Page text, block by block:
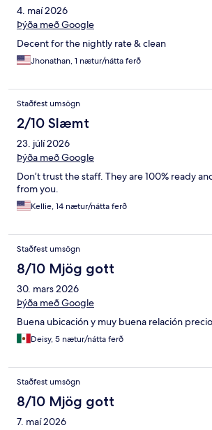
4. maí 2026
Þýða með Google
Decent for the nightly rate & clean
Jhonathan, 1 nætur/nátta ferð
Staðfest umsögn
2/10 Slæmt
23. júlí 2026
Þýða með Google
Don’t trust the staff. They are 100% ready
from you.
Kellie, 14 nætur/nátta ferð
Staðfest umsögn
8/10 Mjög gott
30. mars 2026
Þýða með Google
Buena ubicación y muy buena relación precio
Deisy, 5 nætur/nátta ferð
Staðfest umsögn
8/10 Mjög gott
7. maí 2026